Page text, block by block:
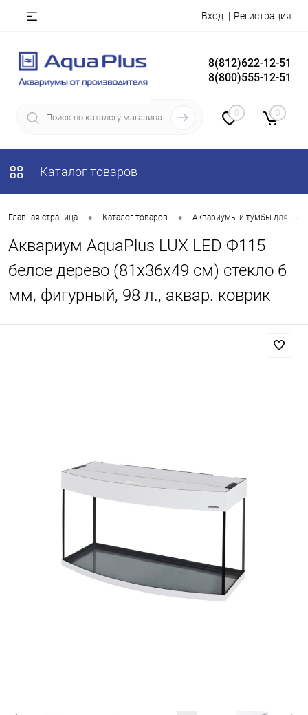
Вход Регистрация
8(812)622-12-51
8(800)555-12-51
0 0
Каталог товаров
Главная страница • Каталог товаров • Аквариумы и тумбы для них
Аквариум AquaPlus LUX LED Ф115
белое дерево (81х36х49 см) стекло 6
мм, фигурный, 98 л., аквар. коврик